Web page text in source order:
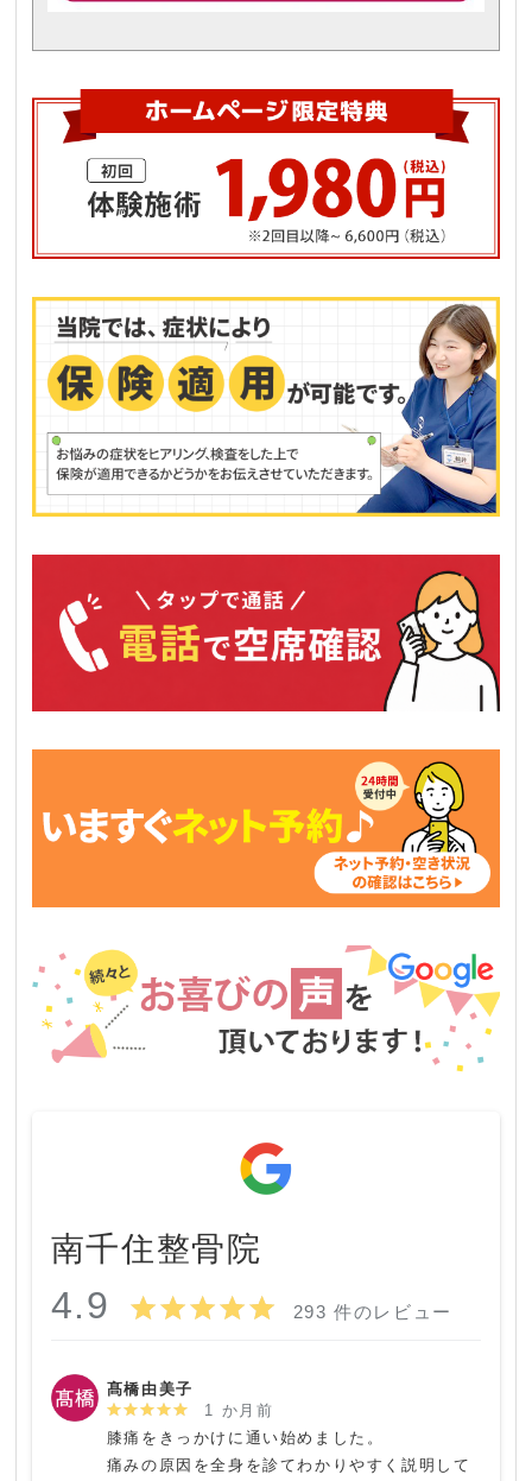
南千住整骨院
4.9 293 件のレビュー
髙橋由美子
1 か月前
膝痛をきっかけに通い始めました。
痛みの原因を全身を診てわかりやすく説明して